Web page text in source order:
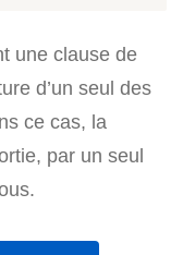
une clause de
d’un seul des
ce cas, la
par un seul